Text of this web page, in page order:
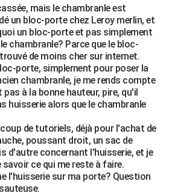
mais le chambranle est
un bloc-porte chez Leroy merlin, et
un bloc-porte et pas simplement
chambranle? Parce que le bloc-
de moins cher sur internet.
porte, simplement pour poser la
chambranle, je me rends compte
à la bonne hauteur, pire, qu'il
huisserie alors que le chambranle
de tutoriels, déjà pour l'achat de
poussant droit, un sac de
d'autre concernant l'huisserie, et je
ce qui me reste à faire.
l'huisserie sur ma porte? Question